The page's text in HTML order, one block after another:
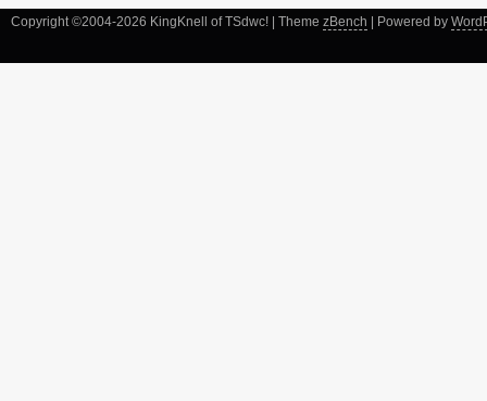
Copyright ©2004-2026 KingKnell of TSdwc! | Theme zBench | Powered by